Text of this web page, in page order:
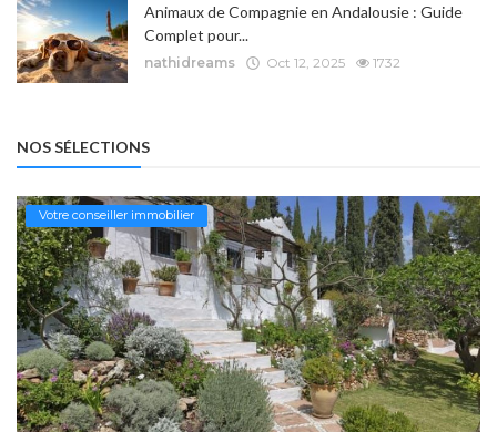
Animaux de Compagnie en Andalousie : Guide
Complet pour...
nathidreams Oct 12, 2025 1732
NOS SÉLECTIONS
Votre conseiller immobilier